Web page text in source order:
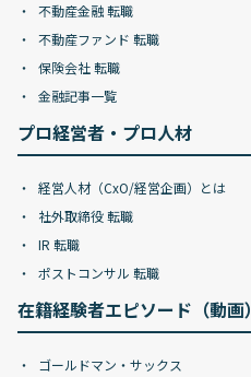
不動産金融 転職
不動産ファンド 転職
保険会社 転職
金融記事一覧
プロ経営者・プロ人材
経営人材（CxO/経営企画）とは
社外取締役 転職
IR 転職
ポストコンサル 転職
在籍経験者エピソード（動画）
ゴールドマン・サックス